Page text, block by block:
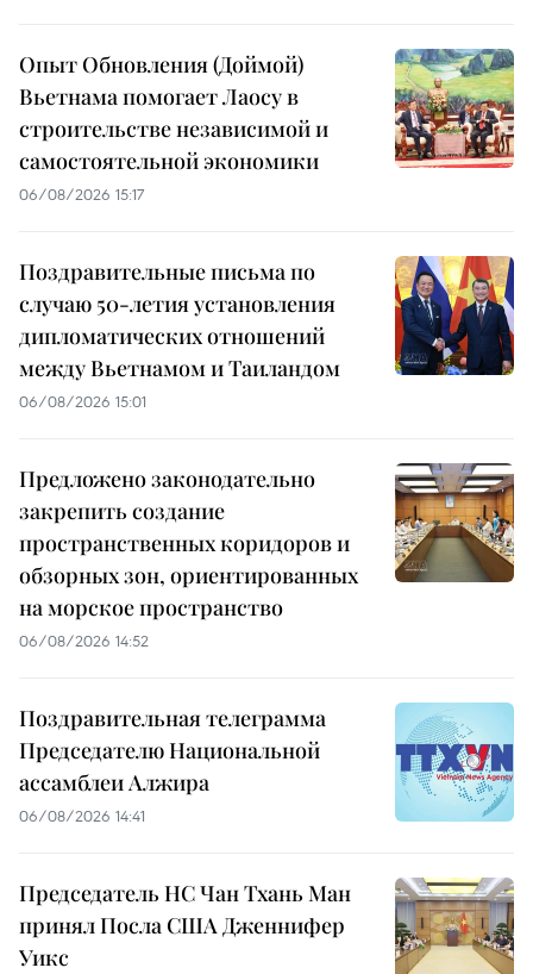
Опыт Обновления (Доймой)
Вьетнама помогает Лаосу в
строительстве независимой и
самостоятельной экономики
06/08/2026 15:17
Поздравительные письма по
случаю 50-летия установления
дипломатических отношений
между Вьетнамом и Таиландом
06/08/2026 15:01
Предложено законодательно
закрепить создание
пространственных коридоров и
обзорных зон, ориентированных
на морское пространство
06/08/2026 14:52
Поздравительная телеграмма
Председателю Национальной
ассамблеи Алжира
06/08/2026 14:41
Председатель НС Чан Тхань Ман
принял Посла США Дженнифер
Уикс